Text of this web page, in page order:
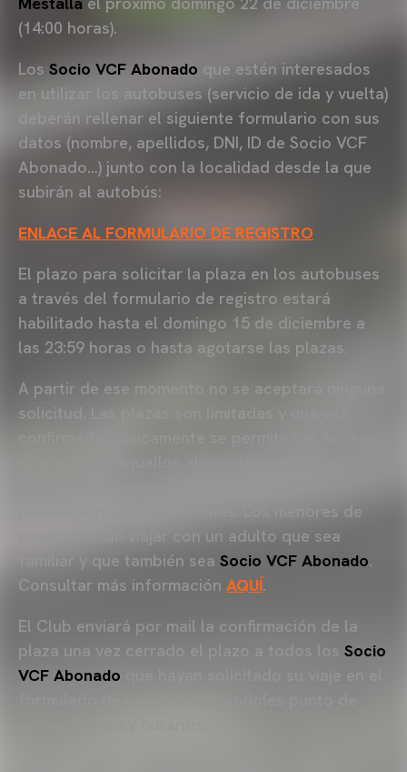
(14:00 horas).
Los Socio VCF Abonado que estén interesados
en utilizar los autobuses (servicio de ida y vuelta)
deberán rellenar el siguiente formulario con sus
datos (nombre, apellidos, DNI, ID de Socio VCF
Abonado…) junto con la localidad desde la que
subirán al autobús:
ENLACE AL FORMULARIO DE REGISTRO
El plazo para solicitar la plaza en los autobuses
a través del formulario de registro estará
habilitado hasta el domingo 15 de diciembre a
las 23:59 horas o hasta agotarse las plazas.
A partir de ese momento no se aceptará ninguna
solicitud. Las plazas son limitadas y una vez
nominativas e intransferibles. Los menores de
edad deberán viajar con un adulto que sea
familiar y que también sea Socio VCF Abonado.
Consultar más información AQUÍ.
El Club enviará por mail la confirmación de la
plaza una vez cerrado el plazo a todos los Socio
VCF Abonado